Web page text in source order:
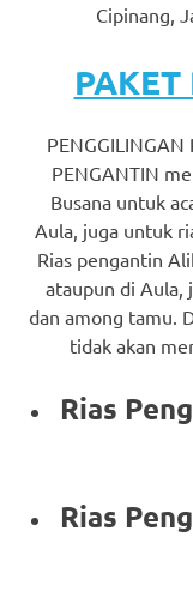
facts
anchor
https://
check
this
right
https://
Cipinang,
PENGGILINGAN
PENGANTIN
Busana untuk
Aula, juga untuk
Rias pengantin
ataupun di Aula,
dan among tamu.
tidak akan
Rias
Rias